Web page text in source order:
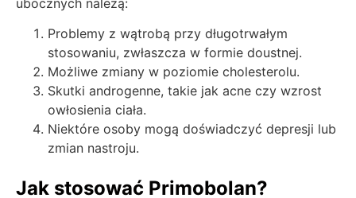
Problemy z wątrobą przy długotrwałym
stosowaniu, zwłaszcza w formie doustnej.
Możliwe zmiany w poziomie cholesterolu.
Skutki androgenne, takie jak acne czy wzrost
owłosienia ciała.
Niektóre osoby mogą doświadczyć depresji lub
zmian nastroju.
Jak stosować Primobolan?